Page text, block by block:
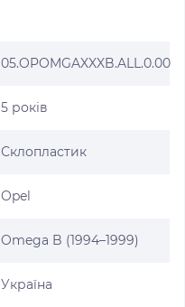
05.OPOMGAXXXB.ALL.0.00
5 років
Склопластик
Opel
Omega B (1994–1999)
Україна